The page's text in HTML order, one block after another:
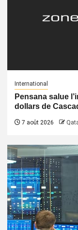
International
Pensana salue
dollars de
7 août 2026